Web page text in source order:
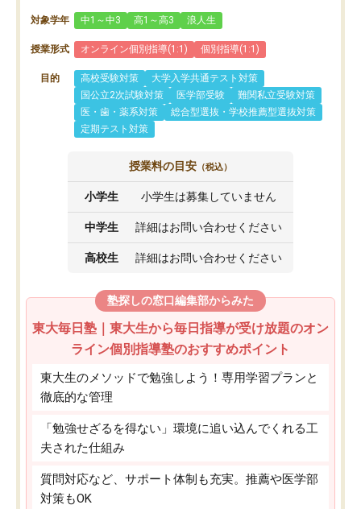
対象学年 中1～中3 高1～高3 浪人生
授業形式 オンライン個別指導(1:1) 個別指導(1:1)
目的 高校受験対策
大学入学共通テスト対策
国公立2次試験対策
医学部受験
難関私立受験対策
医・歯・薬系対策
総合型選抜・学校推薦型選抜対策
定期テスト対策
授業料の目安 （税込）
小学生 小学生は募集していません
中学生 詳細はお問い合わせください
高校生 詳細はお問い合わせください
塾探しの窓口編集部からみた
東大毎日塾｜東大生から毎日指導が受け放題のオン
ライン個別指導塾のおすすめポイント
東大生のメソッドで勉強しよう！専用学習プランと
徹底的な管理
「勉強せざるを得ない」環境に追い込んでくれる工
夫された仕組み
質問対応など、サポート体制も充実。推薦や医学部
対策もOK